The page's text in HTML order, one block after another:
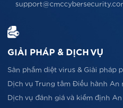
GIẢI PHÁP & DỊCH VỤ
Sản phẩm diệt virus & Giải pháp
Dịch vụ Trung tâm Điều hành An
Dịch vụ đánh giá và kiểm định